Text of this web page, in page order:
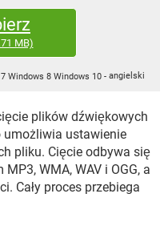
NETFLIX
FACEBOOK
WHATSAPP
NETFLIX
FACEBOOK
TIKTOK
FACEBOOK
MB)
Windows 8 Windows 10-angielski
plików dźwiękowych
umożliwia ustawienie
pliku. Cięcie odbywa się
WMA, WAV i OGG, a
Cały proces przebiega